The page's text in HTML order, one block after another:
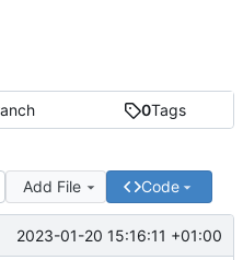
0Tags
Add File Code
2023-01-20 15:16:11 +01:00